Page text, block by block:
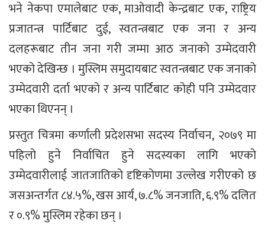
भने नेकपा एमालेबाट एक, माओवादी केन्द्रबाट एक, राष्ट्रिय
प्रजातन्त्र पार्टिबाट दुई, स्वतन्त्रबाट एक जना र अन्य
दलहरूबाट तीन जना गरी जम्मा आठ जनाको उम्मेदवारी
भएको देखिन्छ । मुस्लिम समुदायबाट स्वतन्त्रबाट एक जनाको
उम्मेदवारी दर्ता भएको र अन्य पार्टिबाट कोही पनि उम्मेदवार
भएका थिएनन् ।
प्रस्तुत चित्रमा कर्णाली प्रदेशसभा सदस्य निर्वाचन, २०७९ मा
पहिलो हुने निर्वाचित हुने सदस्यका लागि भएको
उम्मेदवारीलाई जातजातिको दृष्टिकोणमा उल्लेख गरीएको छ
जसअन्तर्गत ८४.५%, खस आर्य, ७.८% जनजाति, ६.९% दलित
र ०.९% मुस्लिम रहेका छन् ।